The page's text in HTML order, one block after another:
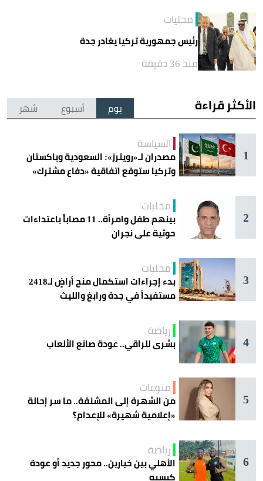
محليات
رئيس جمهورية تركيا يغادر جدة
منذ 36 دقيقة
الأكثر قراءة يوم أسبوع شهر
1
السياسة
مصدران لـ«رويترز»: السعودية وباكستان
وتركيا ستوقع اتفاقية «دفاع مشترك»
2
محليات
بينهم طفل وامرأة.. 11 مصاباً باعتداءات
حوثية على نجران
3
محليات
بدء إجراءات استكمال منح أراضٍ لـ2418
مستفيداً في جدة ورابغ والليث
4
رياضة
بشرى للراقي.. عودة صانع الألعاب
5
منوعات
من الشهرة إلى المشنقة.. ما سر إحالة
«إعلامية شهيرة» للإعدام؟
6
رياضة
الأهلي بين خيارين.. محور جديد أو عودة
كيسيه